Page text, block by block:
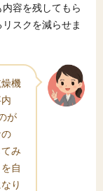
容を残してもら
スクを減らせま
機
が
み
自
り